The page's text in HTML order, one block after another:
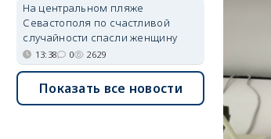
На центральном пляже
Севастополя по счастливой
случайности спасли женщину
13:38 0 2629
Показать все новости